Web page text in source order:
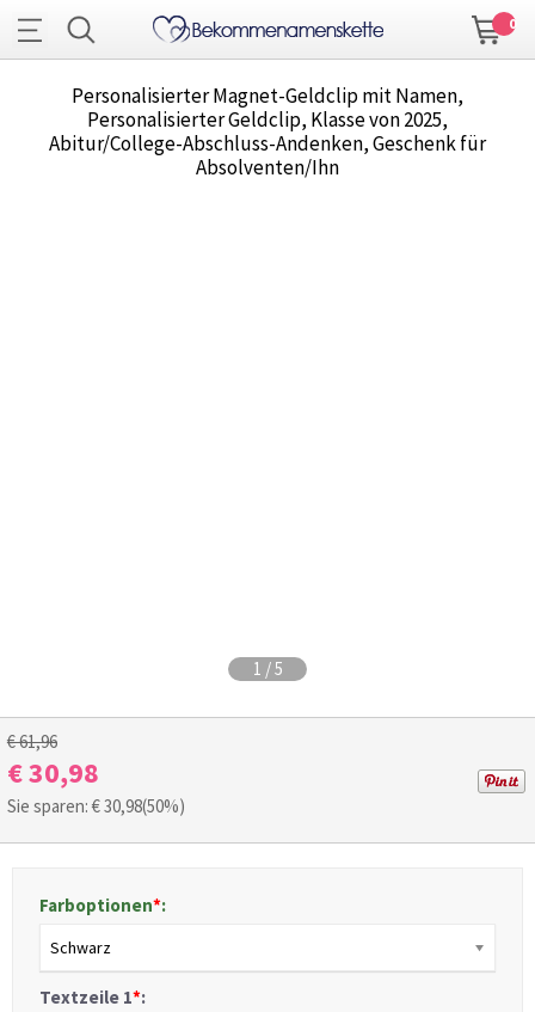
0
Personalisierter Magnet-Geldclip mit Namen,
Personalisierter Geldclip, Klasse von 2025,
Abitur/College-Abschluss-Andenken, Geschenk für
Absolventen/Ihn
1 /5
€ 61,96
€ 30,98
Sie sparen: €30,98(50%)
Farboptionen*:
Schwarz
Textzeile 1*: